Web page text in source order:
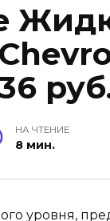
НА ЧТЕНИЕ
8 мин.
уровня,